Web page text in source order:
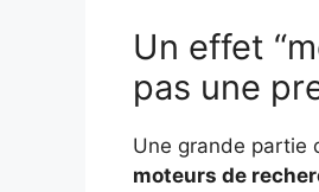
Un effet
pas une
Une grande partie
moteurs de